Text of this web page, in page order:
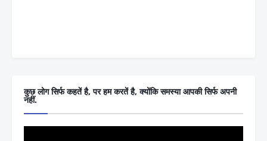
कुछ लोग सिर्फ कहतें है, पर हम करतें है, क्योंकि समस्या आपकी सिर्फ अपनी
नहीं.